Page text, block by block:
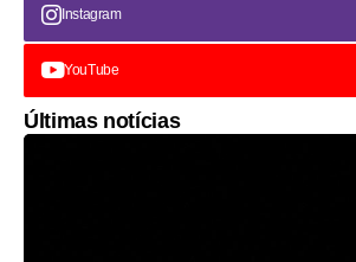
Instagram
YouTube
Últimas notícias